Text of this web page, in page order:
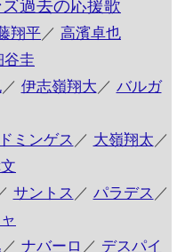
過去の応援歌
翔平 ／ 高濱卓也
谷圭
／ 伊志嶺翔大 ／ バルガ
ドミンゲス ／ 大嶺翔太 ／
サントス ／ パラデス ／
／ ナバーロ ／ デスパイ